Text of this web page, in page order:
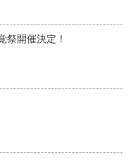
祭開催決定！